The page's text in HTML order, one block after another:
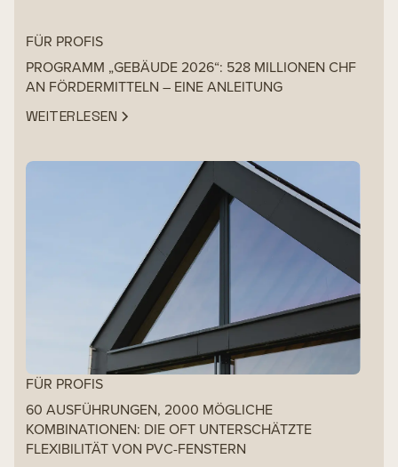
FÜR PROFIS
PROGRAMM „GEBÄUDE 2026“: 528 MILLIONEN CHF
AN FÖRDERMITTELN – EINE ANLEITUNG
WEITERLESEN
FÜR PROFIS
60 AUSFÜHRUNGEN, 2000 MÖGLICHE
KOMBINATIONEN: DIE OFT UNTERSCHÄTZTE
FLEXIBILITÄT VON PVC-FENSTERN